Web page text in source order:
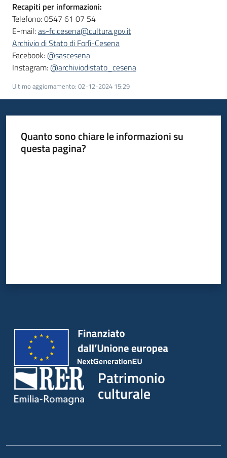
Recapiti per informazioni:
Telefono: 0547 61 07 54
E-mail:as-fc.cesena@cultura.gov.it
Archivio di Stato di Forlì-Cesena
Facebook:@sascesena
Instagram:@archiviodistato_cesena
Ultimo aggiornamento: 02-12-2024 15:29
Quanto sono chiare le informazioni su
questa pagina?
Patrimonio
culturale